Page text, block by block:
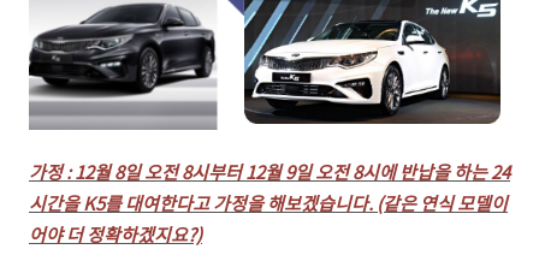
가정 : 12월 8일 오전 8시부터 12월 9일 오전 8시에 반납을 하는 24
시간을 K5를 대여한다고 가정을 해보겠습니다. (같은 연식 모델이
어야 더 정확하겠지요?)